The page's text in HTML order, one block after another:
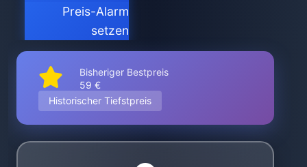
Preis-Alarm
setzen
Bisheriger Bestpreis
59 €
Historischer Tiefstpreis